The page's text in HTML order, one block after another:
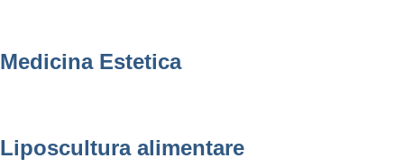
Medicina Estetica
Liposcultura alimentare